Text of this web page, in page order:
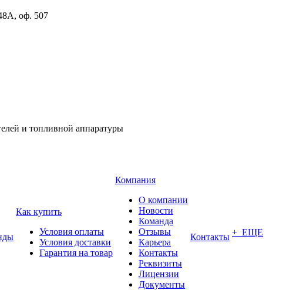
оф. 507
и топливной аппаратуры
Как купить
Условия оплаты
Условия доставки
Гарантия на товар
Компания
О компании
Новости
Команда
Отзывы
Карьера
Контакты
Реквизиты
Лицензии
Документы
Контакты + ЕЩЕ